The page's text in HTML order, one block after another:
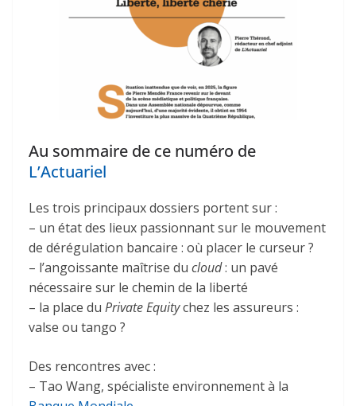
Au sommaire de ce numéro de
L’Actuariel
Les trois principaux dossiers portent sur :
– un état des lieux passionnant sur le mouvement
de dérégulation bancaire : où placer le curseur ?
– l’angoissante maîtrise du cloud: un pavé
nécessaire sur le chemin de la liberté
– la place du Private Equitychez les assureurs :
valse ou tango ?
Des rencontres avec :
– Tao Wang, spécialiste environnement à la